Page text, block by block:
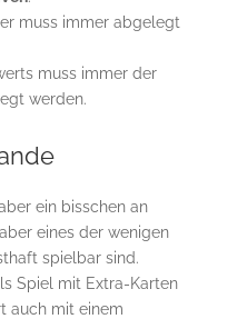
muss immer abgelegt
muss immer der
werden.
ein bisschen an
eines der wenigen
spielbar sind.
Spiel mit Extra-Karten
auch mit einem